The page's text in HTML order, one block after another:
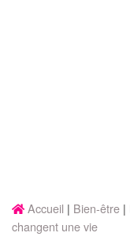
Accueil Bien-être
changent une vie